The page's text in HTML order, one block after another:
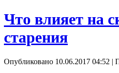
Что влияет на
старения
Опубликовано 10.06.2017 04:52 |